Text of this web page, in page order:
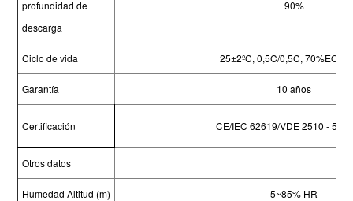
profundidad de
descarga
90%
Ciclo de vida 25±2ºC, 0,5C/0,5C, 70%EOL
Garantía 10 años
Certificación CE/IEC 62619/VDE 2510 - 50/
Otros datos
Humedad Altitud (m) 5~85% HR